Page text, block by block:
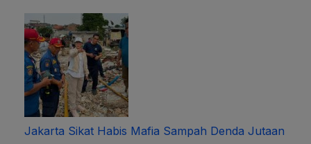
Jakarta Sikat Habis Mafia Sampah Denda Jutaan